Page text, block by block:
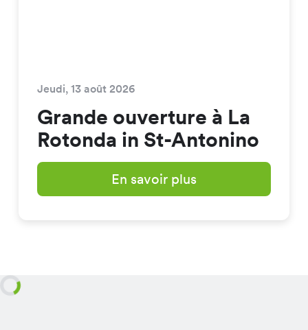
Jeudi, 13 août 2026
Grande ouverture à La
Rotonda in St-Antonino
En savoir plus